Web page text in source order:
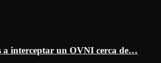
a interceptar un OVNI cerca de…